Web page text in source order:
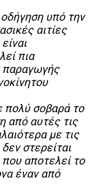
υπό την
αιτίες
πια
παραγωγής
πολύ σοβαρά το
από αυτές τις
με τις
στερείται
αποτελεί το
έναν από